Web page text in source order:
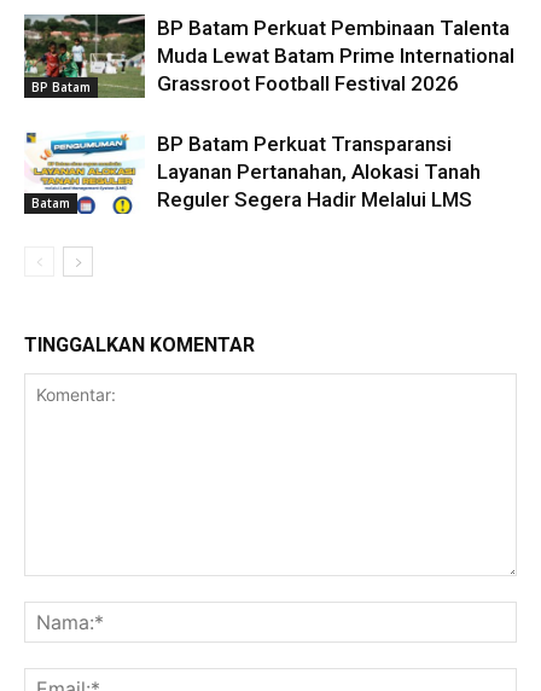
BP Batam
BP Batam Perkuat Pembinaan Talenta
Muda Lewat Batam Prime International
Grassroot Football Festival 2026
Batam
BP Batam Perkuat Transparansi
Layanan Pertanahan, Alokasi Tanah
Reguler Segera Hadir Melalui LMS
TINGGALKAN KOMENTAR